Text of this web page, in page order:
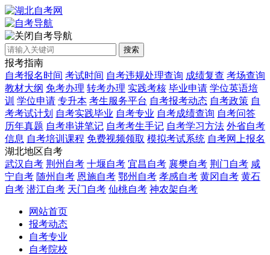
自考导航
搜索
报考指南
自考报名时间 考试时间 自考违规处理查询 成绩复查 考场查询
教材大纲 免考办理 转考办理 实践考核 毕业申请 学位英语培
训 学位申请 专升本 考生服务平台 自考报考动态 自考政策 自
考考试计划 自考实践毕业 自考专业 自考成绩查询 自考问答
历年真题 自考串讲笔记 自考考生手记 自考学习方法 外省自考
信息 自考培训课程 免费视频领取 模拟考试系统 自考网上报名
湖北地区自考
武汉自考 荆州自考 十堰自考 宜昌自考 襄樊自考 荆门自考 咸
宁自考 随州自考 恩施自考 鄂州自考 孝感自考 黄冈自考 黄石
自考 潜江自考 天门自考 仙桃自考 神农架自考
网站首页
报考动态
自考专业
自考院校